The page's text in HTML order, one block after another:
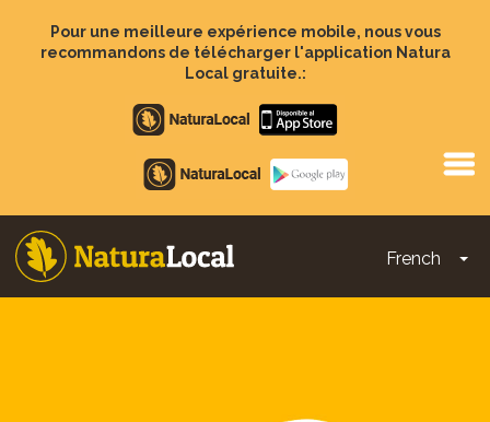
contenu
Pour une meilleure expérience mobile, nous vous
recommandons de télécharger l'application Natura
Local gratuite.:
Apple
store
Google
Play
French
Main